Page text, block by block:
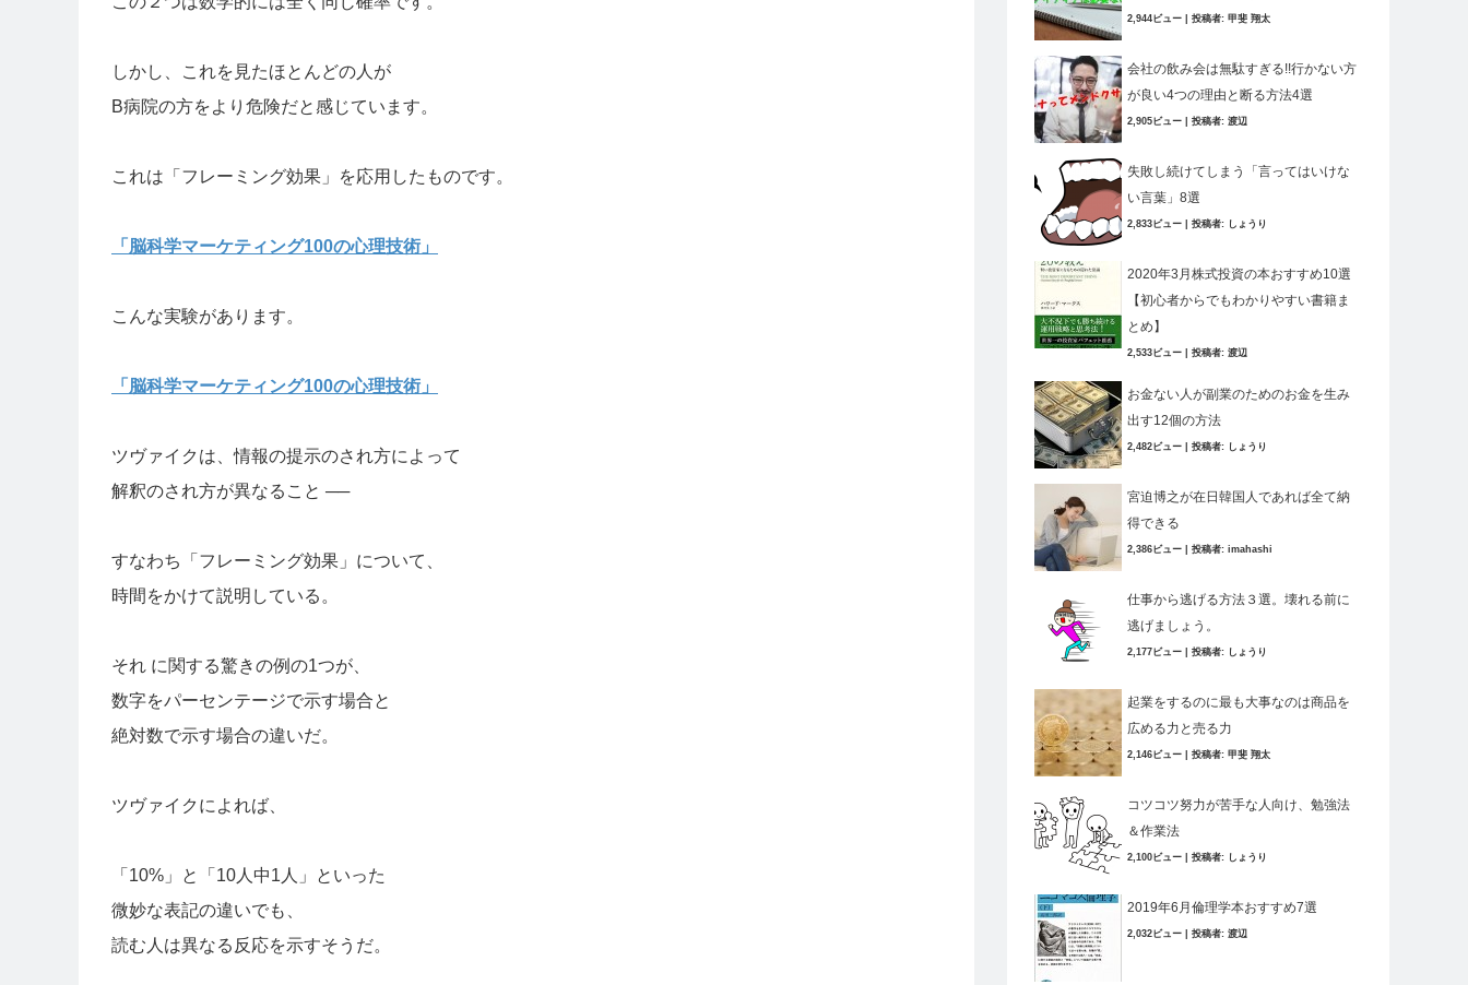
しかし、これを見たほとんどの人が
B病院の方をより危険だと感じています。
これは「フレーミング効果」を応用したものです。
「脳科学マーケティング100の心理技術」
こんな実験があります。
「脳科学マーケティング100の心理技術」
ツヴァイクは、情報の提示のされ方によって
解釈のされ方が異なること ──
すなわち「フレーミング効果」について、
時間をかけて説明している。
それ に関する驚きの例の1つが、
数字をパーセンテージで示す場合と
絶対数で示す場合の違いだ。
ツヴァイクによれば、
「10%」と「10人中1人」といった
微妙な表記の違いでも、
読む人は異なる反応を示すそうだ。
2,944ビュー 投稿者: 甲斐 翔太
会社の飲み会は無駄すぎる!!行かない方
が良い4つの理由と断る方法4選
2,905ビュー 投稿者: 渡辺
失敗し続けてしまう「言ってはいけな
い言葉」8選
2,833ビュー 投稿者: しょうり
2020年3月株式投資の本おすすめ10選
【初心者からでもわかりやすい書籍ま
とめ】
2,533ビュー 投稿者: 渡辺
お金ない人が副業のためのお金を生み
出す12個の方法
2,482ビュー 投稿者: しょうり
宮迫博之が在日韓国人であれば全て納
得できる
2,386ビュー 投稿者: imahashi
仕事から逃げる方法３選。壊れる前に
逃げましょう。
2,177ビュー 投稿者: しょうり
起業をするのに最も大事なのは商品を
広める力と売る力
2,146ビュー 投稿者: 甲斐 翔太
コツコツ努力が苦手な人向け、勉強法
＆作業法
2,100ビュー 投稿者: しょうり
2019年6月倫理学本おすすめ7選
2,032ビュー 投稿者: 渡辺